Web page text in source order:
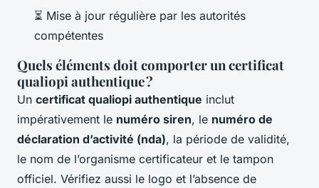
⏳ Mise à jour régulière par les autorités
compétentes
Quels éléments doit comporter un certificat
qualiopi authentique ?
Un certificat qualiopi authentique inclut
impérativement le numéro siren, le numéro de
déclaration d’activité (nda), la période de validité,
le nom de l’organisme certificateur et le tampon
officiel. Vérifiez aussi le logo et l’absence de